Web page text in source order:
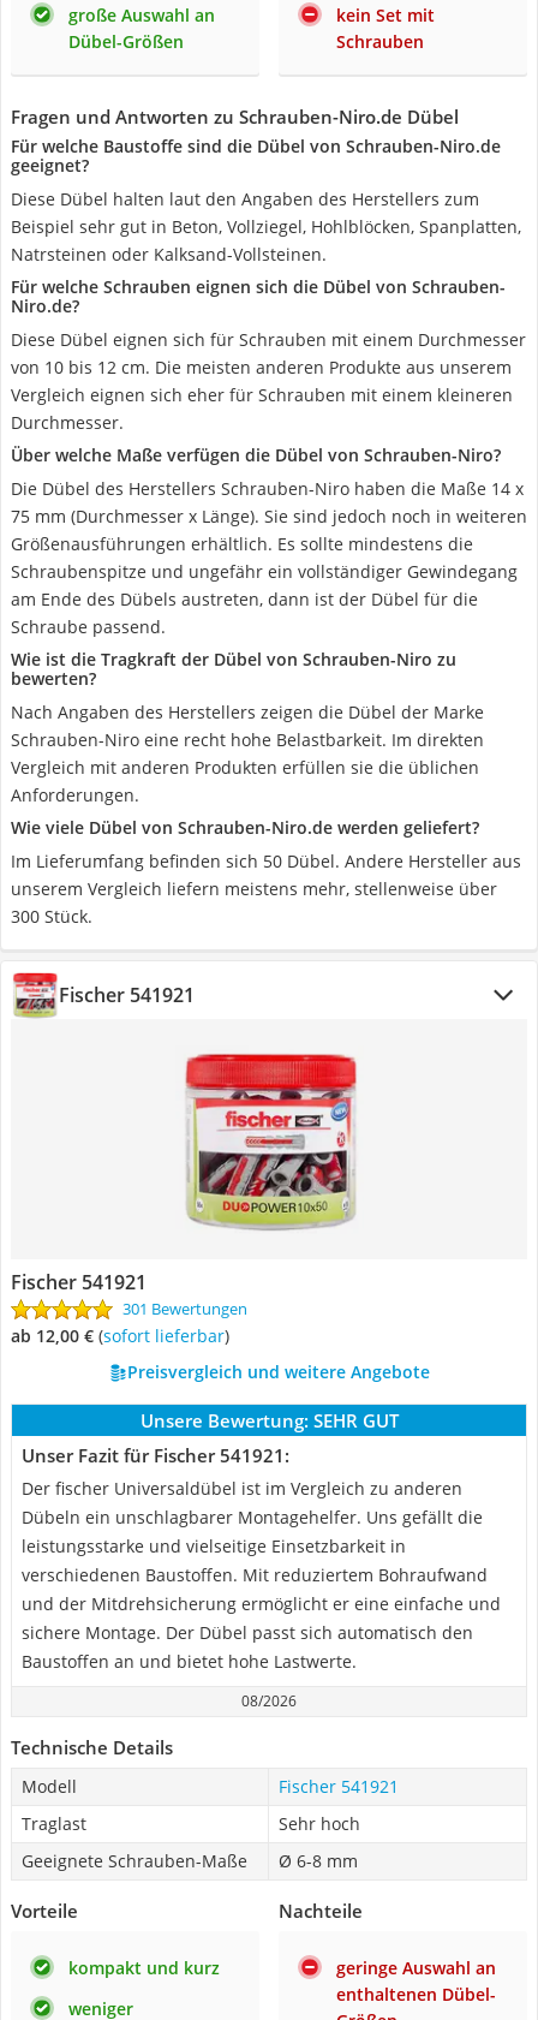
große Auswahl an
Dübel-Größen
kein Set mit
Schrauben
Fragen und Antworten zu Schrauben-Niro.de Dübel
Für welche Baustoffe sind die Dübel von Schrauben-Niro.de
geeignet?
Diese Dübel halten laut den Angaben des Herstellers zum
Beispiel sehr gut in Beton, Vollziegel, Hohlblöcken, Spanplatten,
Natrsteinen oder Kalksand-Vollsteinen.
Für welche Schrauben eignen sich die Dübel von Schrauben-
Niro.de?
Diese Dübel eignen sich für Schrauben mit einem Durchmesser
von 10 bis 12 cm. Die meisten anderen Produkte aus unserem
Vergleich eignen sich eher für Schrauben mit einem kleineren
Durchmesser.
Über welche Maße verfügen die Dübel von Schrauben-Niro?
Die Dübel des Herstellers Schrauben-Niro haben die Maße 14 x
75 mm (Durchmesser x Länge). Sie sind jedoch noch in weiteren
Größenausführungen erhältlich. Es sollte mindestens die
Schraubenspitze und ungefähr ein vollständiger Gewindegang
am Ende des Dübels austreten, dann ist der Dübel für die
Schraube passend.
Wie ist die Tragkraft der Dübel von Schrauben-Niro zu
bewerten?
Nach Angaben des Herstellers zeigen die Dübel der Marke
Schrauben-Niro eine recht hohe Belastbarkeit. Im direkten
Vergleich mit anderen Produkten erfüllen sie die üblichen
Anforderungen.
Wie viele Dübel von Schrauben-Niro.de werden geliefert?
Im Lieferumfang befinden sich 50 Dübel. Andere Hersteller aus
unserem Vergleich liefern meistens mehr, stellenweise über
300 Stück.
Fischer 541921
Fischer 541921
301 Bewertungen
ab 12,00 € ( Sofort lieferbar)
Preisvergleich und weitere Angebote
Unsere Bewertung: SEHR GUT
Unser Fazit für Fischer 541921:
Der fischer Universaldübel ist im Vergleich zu anderen
Dübeln ein unschlagbarer Montagehelfer. Uns gefällt die
leistungsstarke und vielseitige Einsetzbarkeit in
verschiedenen Baustoffen. Mit reduziertem Bohraufwand
und der Mitdrehsicherung ermöglicht er eine einfache und
sichere Montage. Der Dübel passt sich automatisch den
Baustoffen an und bietet hohe Lastwerte.
08/2026
Technische Details
Modell
Fischer 541921
Traglast
Sehr hoch
Geeignete Schrauben-Maße
Ø 6-8 mm
Vorteile
kompakt und kurz
weniger
Nachteile
geringe Auswahl an
enthaltenen Dübel-